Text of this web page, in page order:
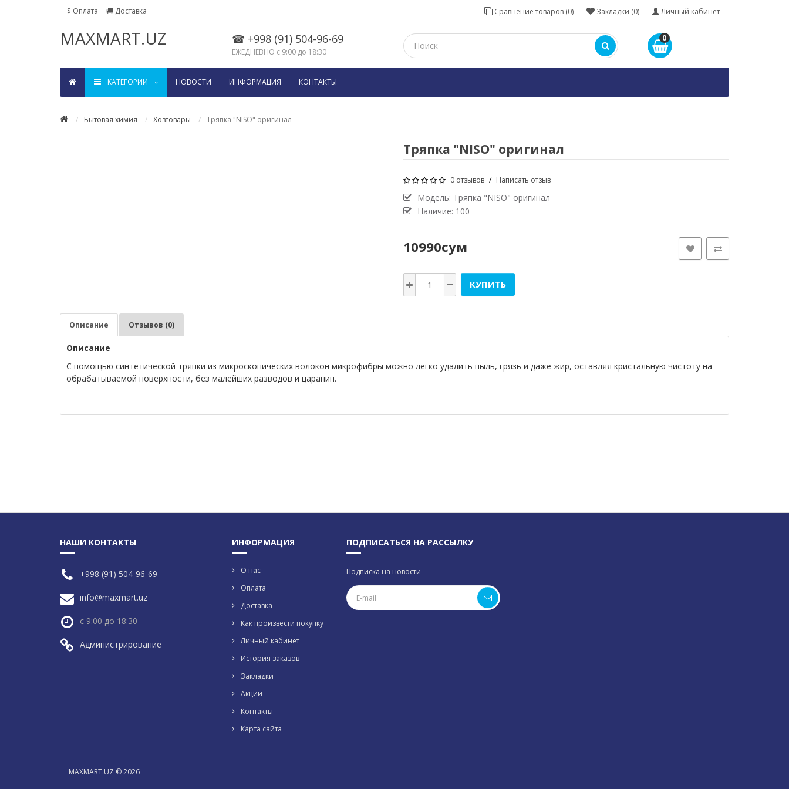
$ Оплата 🚚 Доставка Личный кабинет
Закладки (0)
Сравнение товаров (0)
MAXMART.UZ ☎ +998 (91) 504-96-69
ЕЖЕДНЕВНО с 9:00 до 18:30
0
KАТЕГОРИИ НОВОСТИ ИНФОРМАЦИЯ КОНТАКТЫ
Бытовая химия Хозтовары Тряпка "NISO" оригинал
Тряпка "NISO" оригинал
0 отзывов / Написать отзыв
Модель: Тряпка "NISO" оригинал
Наличие: 100
10990сум
КУПИТЬ
Описание Отзывов (0)
Описание
С помощью синтетической тряпки из микроскопических волокон микрофибры можно легко удалить пыль, грязь и даже жир, оставляя кристальную чистоту на
обрабатываемой поверхности, без малейших разводов и царапин.
НАШИ КОНТАКТЫ
+998 (91) 504-96-69
info@maxmart.uz
с 9:00 до 18:30
Администрирование
ИНФОРМАЦИЯ
О нас
Оплата
Доставка
Как произвести покупку
Личный кабинет
История заказов
Закладки
Акции
Контакты
Карта сайта
ПОДПИСАТЬСЯ НА РАССЫЛКУ
Подписка на новости
MAXMART.UZ © 2026